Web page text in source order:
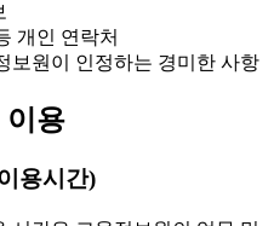
개인 연락처
보원이 인정하는 경미한 사항
이용
용시간)